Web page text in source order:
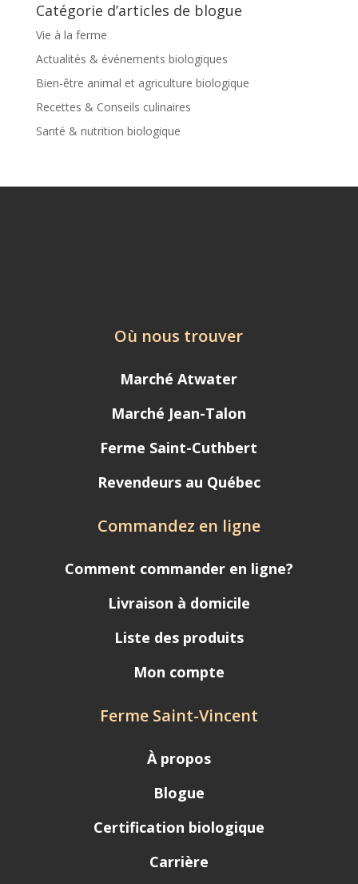
Catégorie d’articles de blogue
Vie à la ferme
Actualités & événements biologiques
Bien-être animal et agriculture biologique
Recettes & Conseils culinaires
Santé & nutrition biologique
Où nous trouver
Marché Atwater
Marché Jean-Talon
Ferme Saint-Cuthbert
Revendeurs au Québec
Commandez en ligne
Comment commander en ligne?
Livraison à domicile
Liste des produits
Mon compte
Ferme Saint-Vincent
À propos
Blogue
Certification biologique
Carrière